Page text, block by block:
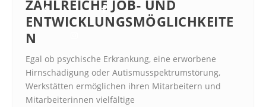
ZAHLREICHE JOB- UND
ENTWICKLUNGSMÖGLICHKEITE
N
Egal ob psychische Erkrankung, eine erworbene
Hirnschädigung oder Autismusspektrumstörung,
Werkstätten ermöglichen ihren Mitarbeitern und
Mitarbeiterinnen vielfältige